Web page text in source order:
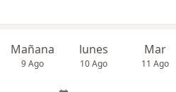
Mañana
9 Ago
lunes
10 Ago
Mar
11 Ago